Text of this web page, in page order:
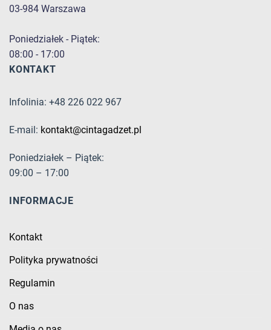
03-984 Warszawa
Poniedziałek - Piątek:
08:00 - 17:00
KONTAKT
Infolinia: +48 226 022 967
E-mail: kontakt@cintagadzet.pl
Poniedziałek – Piątek:
09:00 – 17:00
INFORMACJE
Kontakt
Polityka prywatności
Regulamin
O nas